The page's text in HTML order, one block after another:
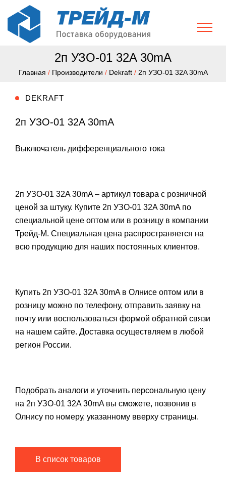
2п УЗО-01 32A 30mA
Главная / Производители / Dekraft / 2п УЗО-01 32A 30mA
DEKRAFT
2п УЗО-01 32A 30mA
Выключатель дифференциального тока
2п УЗО-01 32A 30mA – артикул товара с розничной
ценой за штуку. Купите 2п УЗО-01 32A 30mA по
специальной цене оптом или в розницу в компании
Трейд-М. Специальная цена распространяется на
всю продукцию для наших постоянных клиентов.
Купить 2п УЗО-01 32A 30mA в Олнисе оптом или в
розницу можно по телефону, отправить заявку на
почту или воспользоваться формой обратной связи
на нашем сайте. Доставка осуществляем в любой
регион России.
Подобрать аналоги и уточнить персональную цену
на 2п УЗО-01 32A 30mA вы сможете, позвонив в
Олнису по номеру, указанному вверху страницы.
В список товаров